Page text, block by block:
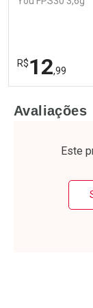
R$12,99
Laboratório
Por
Avaliações
Este